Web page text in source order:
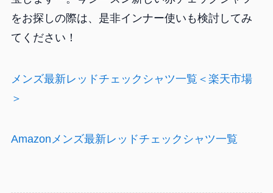
をお探しの際は、是非インナー使いも検討してみ
てください！
メンズ最新レッドチェックシャツ一覧＜楽天市場
＞
Amazonメンズ最新レッドチェックシャツ一覧